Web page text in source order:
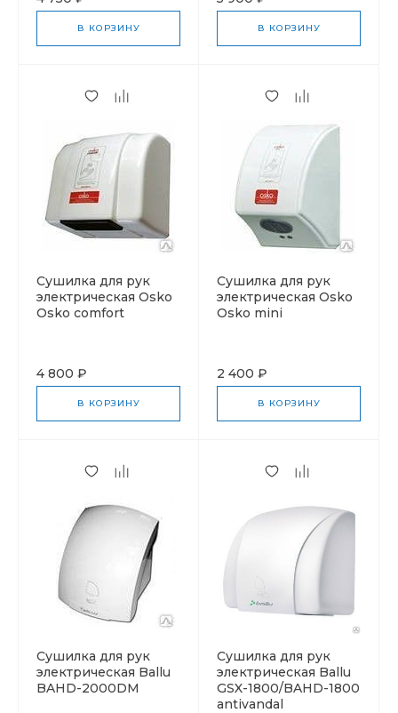
В КОРЗИНУ В КОРЗИНУ
Cушилка для рук
электрическая Osko
Osko comfort
4 800 ₽
В КОРЗИНУ
Cушилка для рук
электрическая Osko
Osko mini
2 400 ₽
В КОРЗИНУ
Cушилка для рук
электрическая Ballu
BAHD-2000DM
Cушилка для рук
электрическая Ballu
GSX-1800/BAHD-1800
antivandal